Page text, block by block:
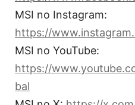
MSI no Instagram:
https://
MSI no YouTube:
https://
bal